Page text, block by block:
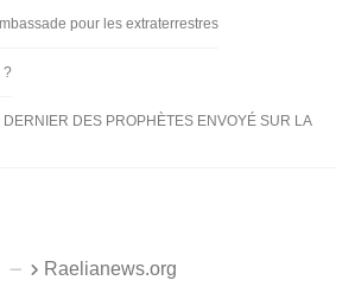
pour les extraterrestres
?
DERNIER DES PROPHÈTES ENVOYÉ SUR LA
Raelianews.org